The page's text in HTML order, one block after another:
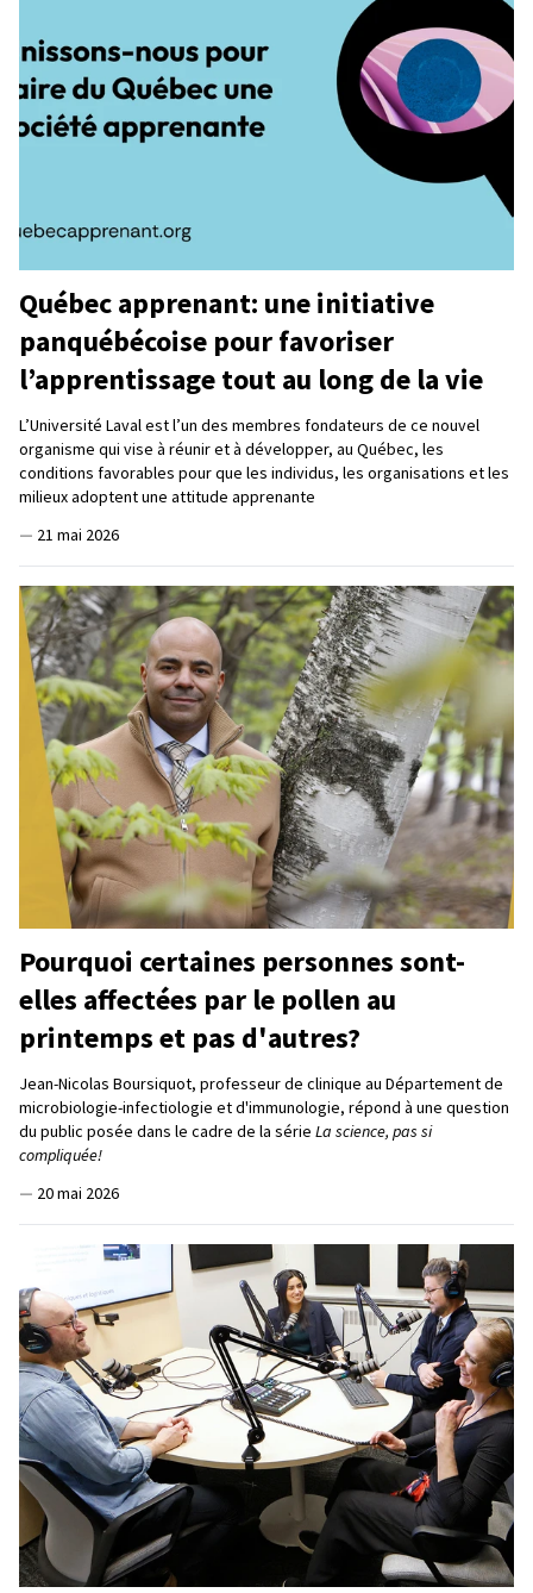
Québec apprenant: une initiative
panquébécoise pour favoriser
l’apprentissage tout au long de la vie
L’Université Laval est l’un des membres fondateurs de ce nouvel
organisme qui vise à réunir et à développer, au Québec, les
conditions favorables pour que les individus, les organisations et les
milieux adoptent une attitude apprenante
— 21 mai 2026
Pourquoi certaines personnes sont-
elles affectées par le pollen au
printemps et pas d'autres?
Jean-Nicolas Boursiquot, professeur de clinique au Département de
microbiologie-infectiologie et d'immunologie, répond à une question
du public posée dans le cadre de la série La science, pas si
compliquée!
— 20 mai 2026